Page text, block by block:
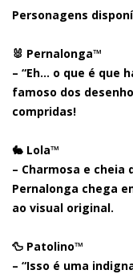
Personagens
🐰 Pernalonga™
– “Eh… o que é que
famoso dos
compridas!
🐇 Lola™
– Charmosa e
Pernalonga chega
ao visual original.
🦆 Patolino™
– “Isso é uma